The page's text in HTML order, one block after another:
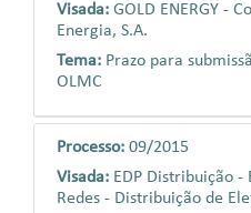
Visada: GOLD ENERGY -
Energia, S.A.
Tema: Prazo para
OLMC
Processo: 09/2015
Visada: EDP Distribuição -
Redes - Distribuição de